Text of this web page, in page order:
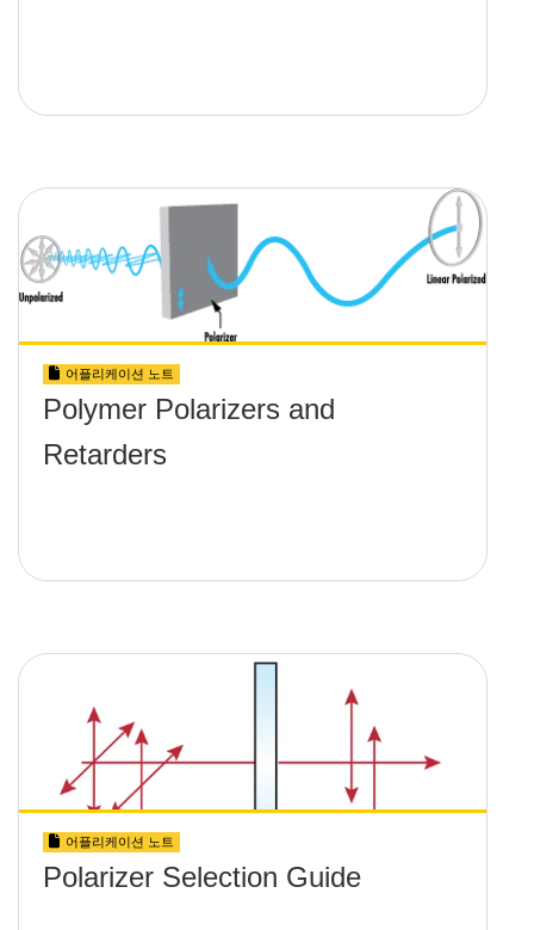
어플리케이션 노트
Polymer Polarizers and
Retarders
어플리케이션 노트
Polarizer Selection Guide